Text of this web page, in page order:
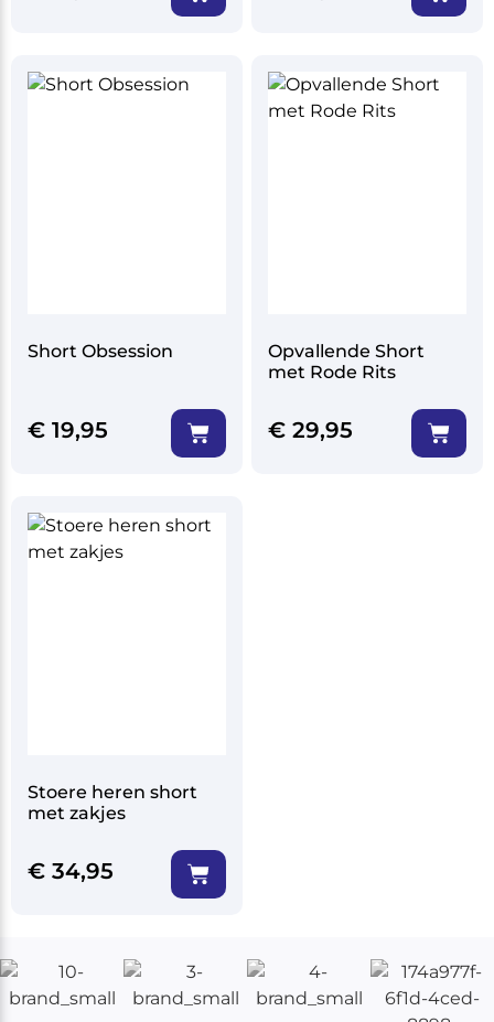
Short Obsession
€ 19,95
Opvallende Short
met Rode Rits
€ 29,95
Stoere heren short
met zakjes
€ 34,95